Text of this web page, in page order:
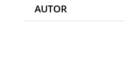
AUTOR